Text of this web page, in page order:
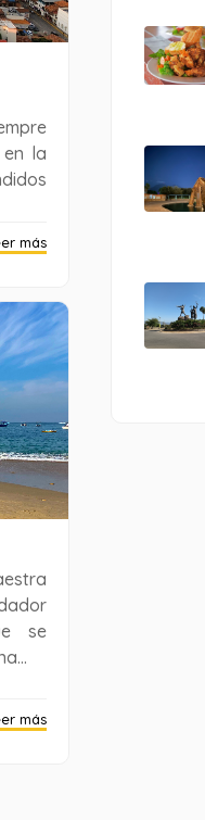
la
más
se
más